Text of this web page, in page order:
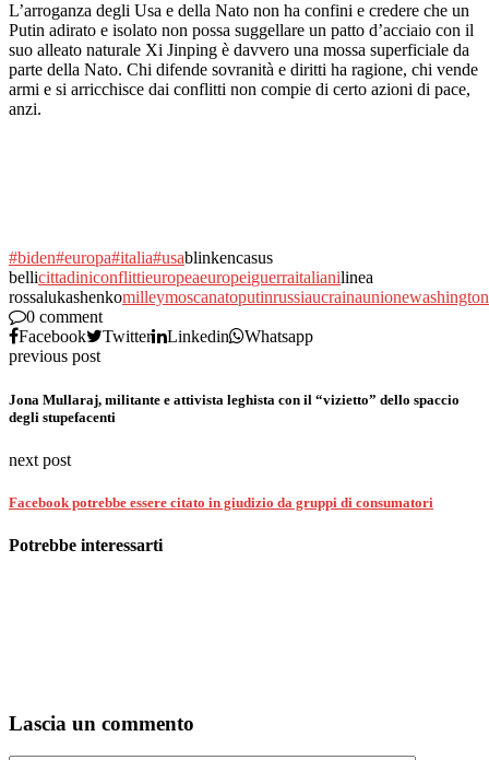
L’arroganza degli Usa e della Nato non ha confini e credere che un
Putin adirato e isolato non possa suggellare un patto d’acciaio con il
suo alleato naturale Xi Jinping è davvero una mossa superficiale da
parte della Nato. Chi difende sovranità e diritti ha ragione, chi vende
armi e si arricchisce dai conflitti non compie di certo azioni di pace,
anzi.
#biden#europa#italia#usablinkencasus
bellicittadiniconflittieuropeaeuropeiguerraitalianilinea
rossalukashenkomilleymoscanatoputinrussiaucrainaunionewashington
0 comment
Facebook
Twitter Linkedin
Whatsapp
previous post
Jona Mullaraj, militante e attivista leghista con il “vizietto” dello spaccio
degli stupefacenti
next post
Facebook potrebbe essere citato in giudizio da gruppi di consumatori
Potrebbe interessarti
Lascia un commento